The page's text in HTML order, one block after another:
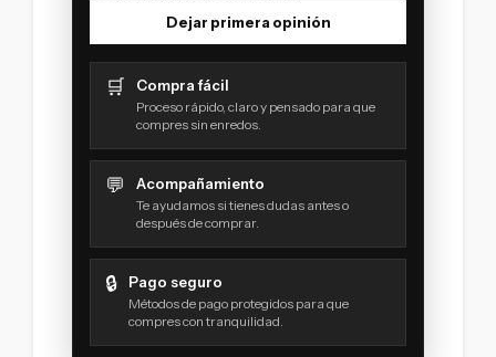
Dejar primera opinión
🛒 Compra fácil
Proceso rápido, claro y pensado para que
compres sin enredos.
💬 Acompañamiento
Te ayudamos si tienes dudas antes o
después de comprar.
🔒 Pago seguro
Métodos de pago protegidos para que
compres con tranquilidad.